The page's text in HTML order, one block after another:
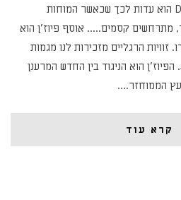
אוסף פיוז'ן מבית D-Bodhi הוא עדות לכך שכאשר המוחות
מתרחשים קסמים..... אוסף פיוז'ן הוא
זוויות הרגליים מזכירות לנו מגמות
סקנדינביות של שנות ה-50. הפיוז'ן הוא הניגוד בין החדש המרענן
הממוחזר.…
קרא עוד